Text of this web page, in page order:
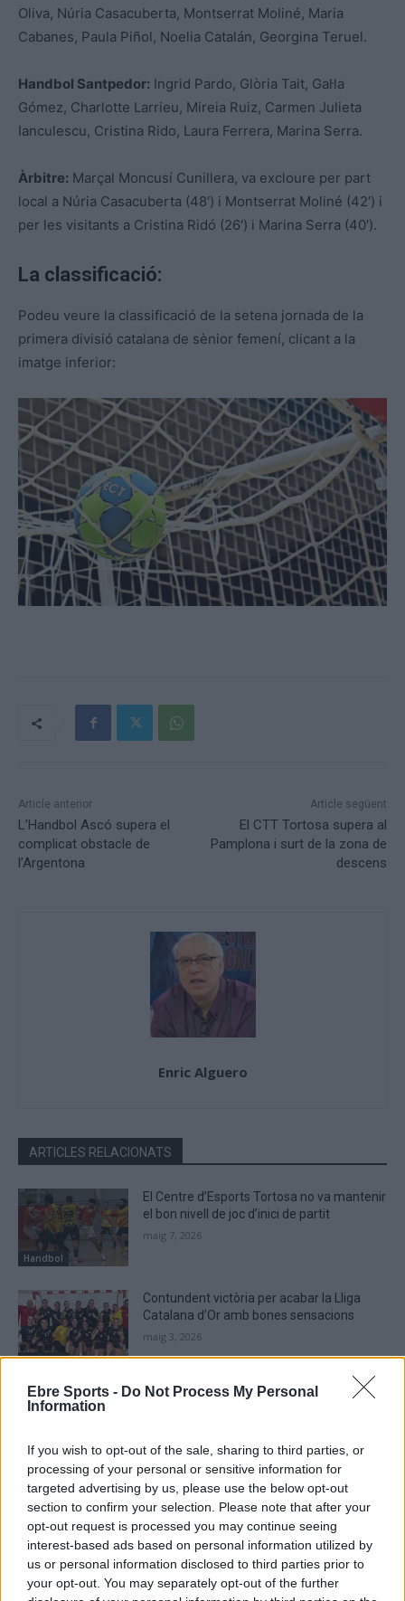
Ebre Sports - Do Not Process My Personal
Information
If you wish to opt-out of the sale, sharing to third parties, or
processing of your personal or sensitive information for
targeted advertising by us, please use the below opt-out
section to confirm your selection. Please note that after your
opt-out request is processed you may continue seeing
interest-based ads based on personal information utilized by
us or personal information disclosed to third parties prior to
your opt-out. You may separately opt-out of the further
Oliva, Núria Casacuberta, Montserrat Moliné, Maria
Cabanes, Paula Piñol, Noelia Catalán, Georgina Teruel.
Handbol Santpedor: Ingrid Pardo, Glòria Tait, Gal·la
Gómez, Charlotte Larrieu, Mireia Ruiz, Carmen Julieta
Ianculescu, Cristina Rido, Laura Ferrera, Marina Serra.
Àrbitre: Marçal Moncusí Cunillera, va excloure per part
local a Núria Casacuberta (48′) i Montserrat Moliné (42′) i
per les visitants a Cristina Ridó (26′) i Marina Serra (40′).
La classificació:
Podeu veure la classificació de la setena jornada de la
primera divisió catalana de sènior femení, clicant a la
imatge inferior:
Article anterior
L’Handbol Ascó supera el
complicat obstacle de
l’Argentona
Article següent
El CTT Tortosa supera al
Pamplona i surt de la zona de
descens
Enric Alguero
ARTICLES RELACIONATS
Handbol
El Centre d’Esports Tortosa no va mantenir
el bon nivell de joc d’inici de partit
maig 7, 2026
Handbol
Contundent victòria per acabar la Lliga
Catalana d’Or amb bones sensacions
maig 3, 2026
Handbol
El Centre d’Esports Tortosa sorprès per
abril 29, 2026
DEIXA UNA RESPOSTA